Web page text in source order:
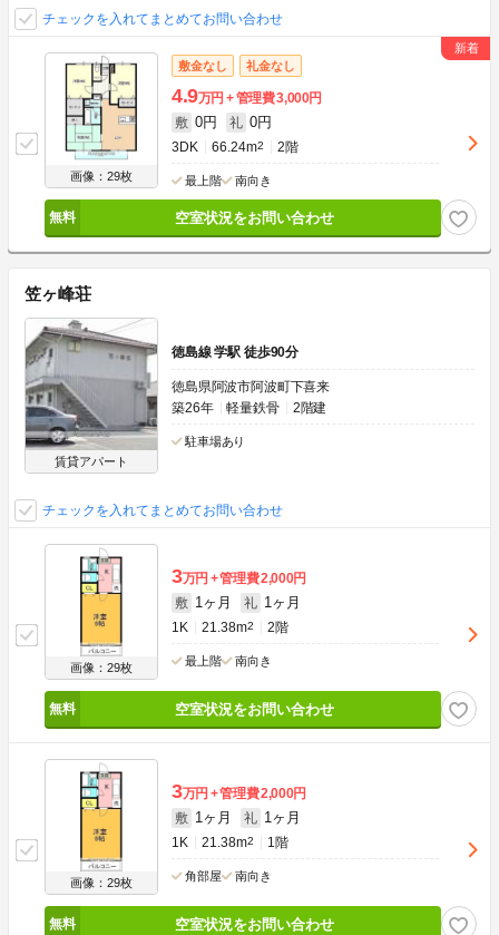
チェックを入れてまとめてお問い合わせ
画像：29枚
敷金なし 礼金なし
4.9万円 管理費3,000円
敷 0円 礼 0円
3DK 66.24m2 2階
最上階 南向き
空室状況をお問い合わせ
笠ヶ峰荘
賃貸アパート
徳島線 学駅 徒歩90分
徳島県阿波市阿波町下喜来
築26年
軽量鉄骨 2階建
駐車場あり
チェックを入れてまとめてお問い合わせ
画像：29枚
3万円 管理費2,000円
敷 1ヶ月 礼 1ヶ月
1K 21.38m2 2階
最上階 南向き
空室状況をお問い合わせ
画像：29枚
3万円 管理費2,000円
敷 1ヶ月 礼 1ヶ月
1K 21.38m2 1階
角部屋 南向き
空室状況をお問い合わせ